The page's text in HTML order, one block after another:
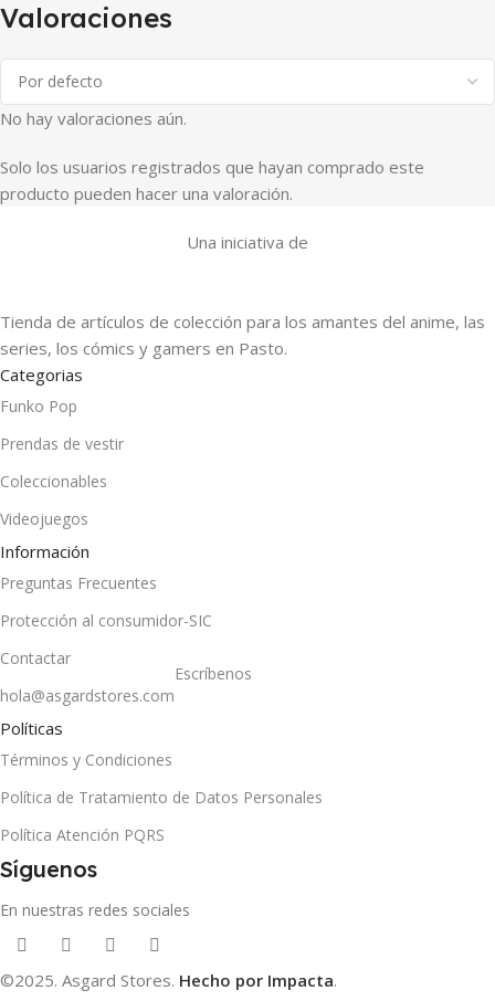
Valoraciones
No hay valoraciones aún.
Solo los usuarios registrados que hayan comprado este
producto pueden hacer una valoración.
Una iniciativa de
Tienda de artículos de colección para los amantes del anime, las
series, los cómics y gamers en Pasto.
Categorias
Funko Pop
Prendas de vestir
Coleccionables
Videojuegos
Información
Preguntas Frecuentes
Protección al consumidor-SIC
Contactar
hola@asgardstores.com
Escríbenos
Políticas
Términos y Condiciones
Política de Tratamiento de Datos Personales
Política Atención PQRS
Síguenos
En nuestras redes sociales
©2025. Asgard Stores. Hecho por Impacta.